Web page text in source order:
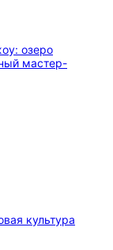
культура